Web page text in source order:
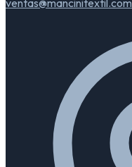
ventas@mancinitextil.com